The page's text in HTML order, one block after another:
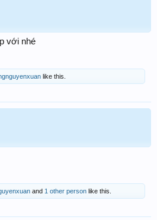
với nhé
like this.
and 1 other person like this.